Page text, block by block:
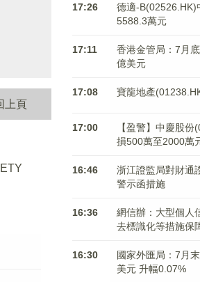
上頁
17:26
德適-B(02526.HK)
5588.3萬元
17:11
香港金管局：7月
億美元
17:08 寶龍地產
17:00
【盈警】中慶股
損500萬至2000萬
16:46
浙江證監局對財通
警示函措施
16:36
網信辦：大型個人
去標識化等措施保
16:30
國家外匯局：7月
美元 升幅0.07%